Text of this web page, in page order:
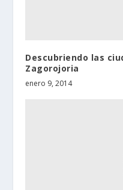
Descubriendo las
Zagorojoria
enero 9, 2014